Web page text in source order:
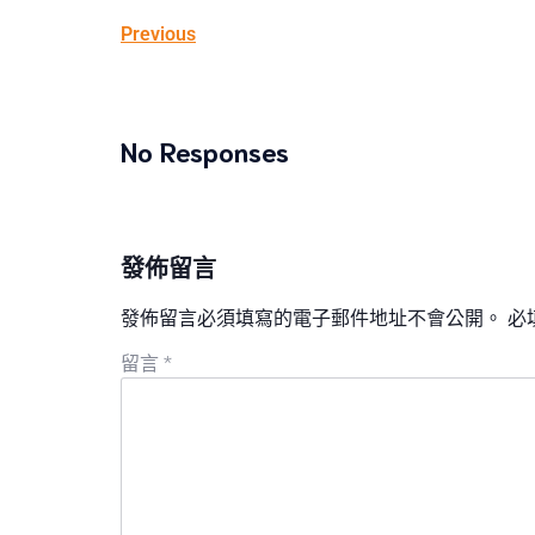
Previous
No Responses
發佈留言
發佈留言必須填寫的電子郵件地址不會公開。 必
留言 *